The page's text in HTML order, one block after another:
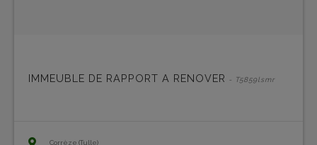
IMMEUBLE DE RAPPORT A RENOVER - T5859lsmr
Corrèze (Tulle)